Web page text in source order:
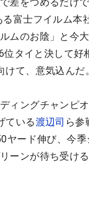
る富士フイルム本
ルムのお陰」と今
位タイと決して好
けて、意気込んだ。
ィングチャンピ
ている渡辺司 ら参
ヤード伸び、今
ーンが待ち受け